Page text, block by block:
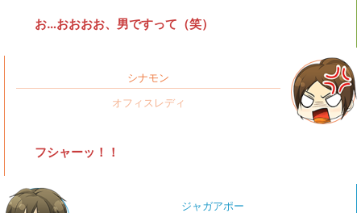
お…おおおお、男ですって（笑）
シナモン
フシャーッ！！
ジャガアポー